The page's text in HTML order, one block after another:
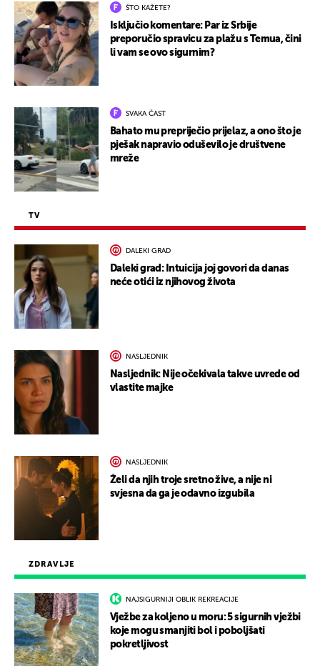
ZDRAVLJE
NAJSIGURNIJI OBLIK REKREACIJE
Vježbe za koljeno u moru: 5 sigurnih vježbi
koje mogu smanjiti bol i poboljšati
pokretljivost
ŠTO KAŽETE?
Isključio komentare: Par iz Srbije
preporučio spravicu za plažu s Temua, čini
li vam se ovo sigurnim?
SVAKA ČAST
Bahato mu prepriječio prijelaz, a ono što je
pješak napravio oduševilo je društvene
mreže
TV
DALEKI GRAD
Daleki grad: Intuicija joj govori da danas
neće otići iz njihovog života
NASLJEDNIK
Nasljednik: Nije očekivala takve uvrede od
vlastite majke
NASLJEDNIK
Želi da njih troje sretno žive, a nije ni
svjesna da ga je odavno izgubila